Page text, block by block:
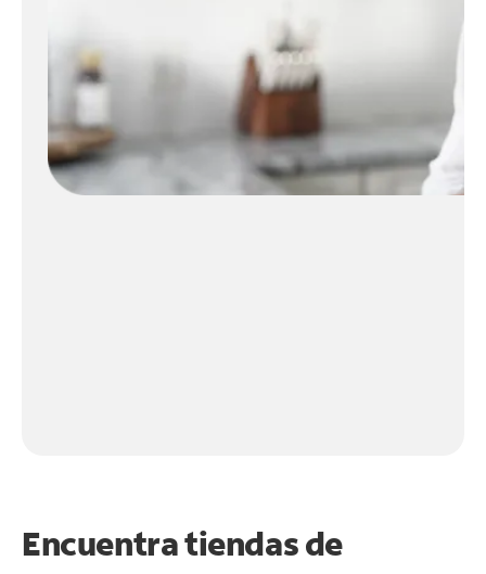
Encuentra tiendas de